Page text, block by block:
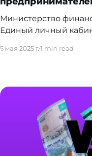
Министерство
Единый личный
предпринимателям
разные системы
Qoldau и другие): в
налоговой
смена налогового
5 мая 2025 г.1 min read